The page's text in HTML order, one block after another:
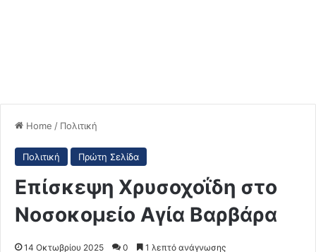
Home / Πολιτική
Πολιτική Πρώτη Σελίδα
Επίσκεψη Χρυσοχοΐδη στο
Νοσοκομείο Αγία Βαρβάρα
14 Οκτωβρίου 2025 0 1 λεπτό ανάγνωσης